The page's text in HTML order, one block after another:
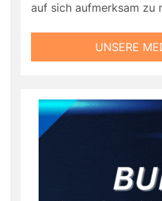
auf sich aufmerksam zu
UNSERE